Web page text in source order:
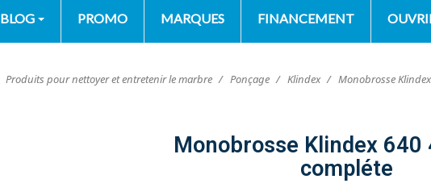
BLOG PROMO MARQUES FINANCEMENT
Produits pour nettoyer et entretenir le marbre Ponçage Klindex Monobrosse
Monobrosse Klindex 640
compléte